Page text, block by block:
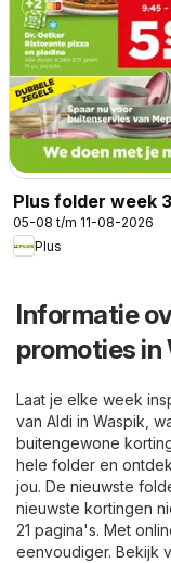
Plus folder week
05-08 t/m 11-08-2026
Plus
Informatie
promoties in
Laat je elke week
van Aldi in Waspik,
buitengewone
hele folder en
jou. De nieuwste
nieuwste kortingen
21 pagina's. Met
eenvoudiger. Bekijk